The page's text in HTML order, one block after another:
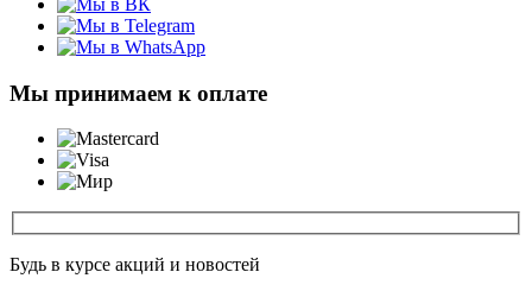
Мы принимаем к оплате
Будь в курсе акций и новостей